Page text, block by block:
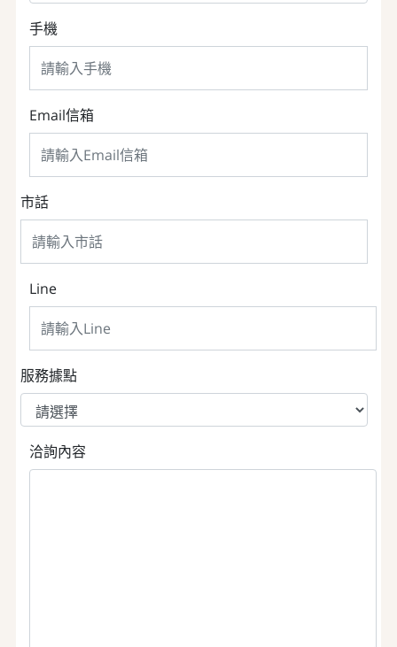
手機
Email信箱
市話
Line
服務據點
洽詢內容